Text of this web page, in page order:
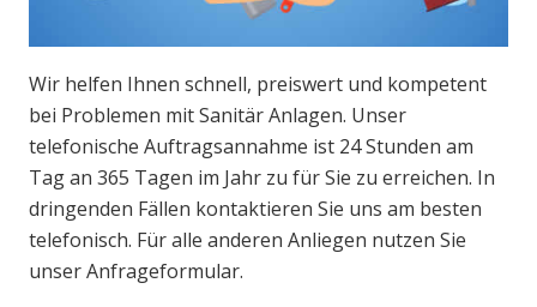
Wir helfen Ihnen schnell, preiswert und kompetent
bei Problemen mit Sanitär Anlagen. Unser
telefonische Auftragsannahme ist 24 Stunden am
Tag an 365 Tagen im Jahr zu für Sie zu erreichen. In
dringenden Fällen kontaktieren Sie uns am besten
telefonisch. Für alle anderen Anliegen nutzen Sie
unser Anfrageformular.